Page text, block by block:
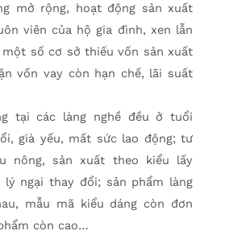
mở rộng, hoạt động sản xuất
viên của hộ gia đình, xen lẫn
số cơ sở thiếu vốn sản xuất
vốn vay còn hạn chế, lãi suất
tại các làng nghề đều ở tuổi
già yếu, mất sức lao động; tư
nông, sản xuất theo kiểu lấy
ngại thay đổi; sản phẩm làng
mẫu mã kiểu dáng còn đơn
còn cao…